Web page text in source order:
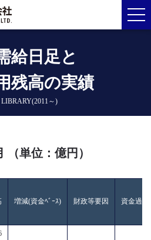
給日足と
残高の実績
～)
（単位：億円）
増減(資金ﾍﾞｰｽ) 財政等要因 資金過不